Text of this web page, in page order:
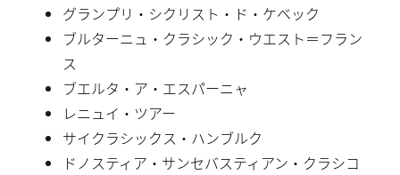
グランプリ・シクリスト・ド・ケベック
ブルターニュ・クラシック・ウエスト＝フラン
ス
ブエルタ・ア・エスパーニャ
レニュイ・ツアー
サイクラシックス・ハンブルク
ドノスティア・サンセバスティアン・クラシコ